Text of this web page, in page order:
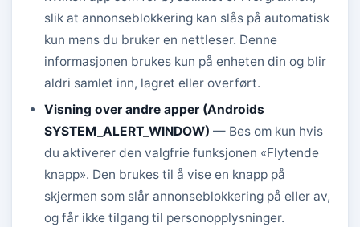
slik at annonseblokkering kan slås på automatisk
kun mens du bruker en nettleser. Denne
informasjonen brukes kun på enheten din og blir
aldri samlet inn, lagret eller overført.
Visning over andre apper (Androids
SYSTEM_ALERT_WINDOW) — Bes om kun hvis
du aktiverer den valgfrie funksjonen «Flytende
knapp». Den brukes til å vise en knapp på
skjermen som slår annonseblokkering på eller av,
og får ikke tilgang til personopplysninger.